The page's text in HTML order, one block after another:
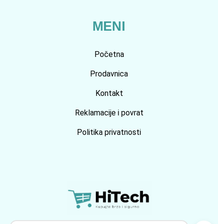
MENI
Početna
Prodavnica
Kontakt
Reklamacije i povrat
Politika privatnosti